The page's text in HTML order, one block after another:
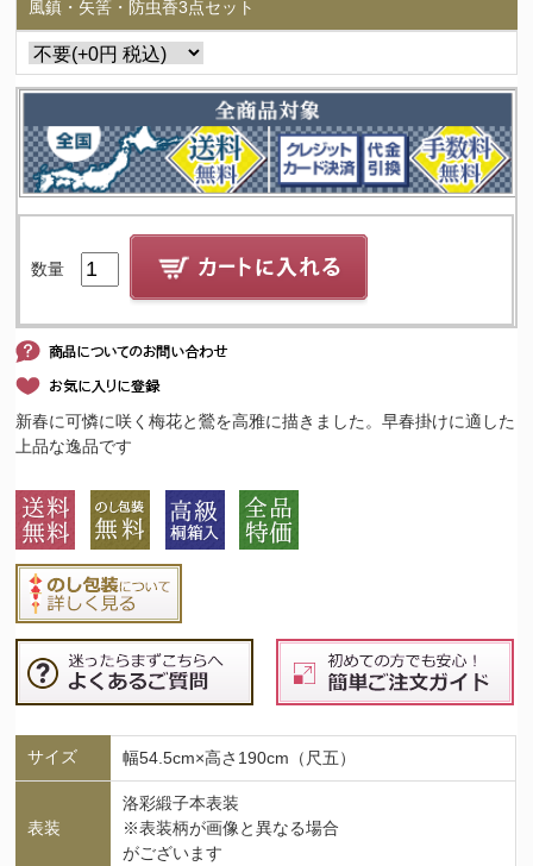
風鎮・矢筈・防虫香3点セット
数量
新春に可憐に咲く梅花と鶯を高雅に描きました。早春掛けに適した
上品な逸品です
サイズ 幅54.5cm×高さ190cm（尺五）
表装
洛彩緞子本表装
※表装柄が画像と異なる場合
がございます